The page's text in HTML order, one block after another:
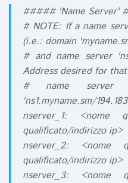
##### 'Name Server'
# NOTE: If a name
(i.e.: domain
# and name server
Address desired for that
# name server
'ns1.myname.sm/
nserver_1: <nome
qualificato/indirizzo ip>
nserver_2: <nome
qualificato/indirizzo ip>
nserver_3: <nome